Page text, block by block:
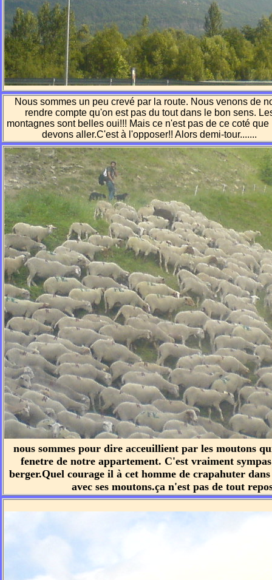
Nous sommes un peu crevé par la route. Nous venons de
rendre compte qu'on est pas du tout dans le bon sens.
montagnes sont belles oui!!! Mais ce n'est pas de ce coté que
devons aller.C'est à l'opposer!! Alors demi-tour.......
nous sommes pour dire acceuillient par les moutons
fenetre de notre appartement. C'est vraiment
berger.Quel courage il à cet homme de crapahuter dans
avec ses moutons.ça n'est pas de tout